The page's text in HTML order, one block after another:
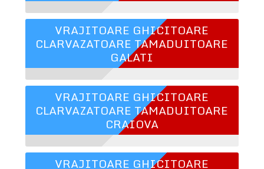
VRAJITOARE GHICITOARE
CLARVAZATOARE TAMADUITOARE
GALATI
VRAJITOARE GHICITOARE
CLARVAZATOARE TAMADUITOARE
CRAIOVA
VRAJITOARE GHICITOARE